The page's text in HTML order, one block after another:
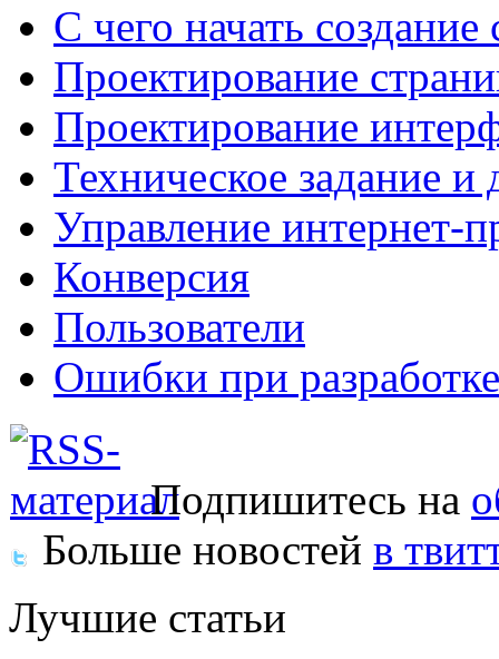
С чего начать создание
Проектирование
Проектирование
Техническое задание и
Управление интернет-
Конверсия
Пользователи
Ошибки при
Подпишитесь на
Больше новостей в
Лучшие статьи